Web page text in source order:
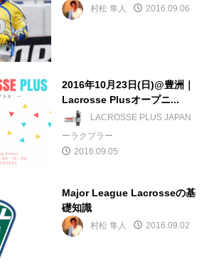
村松 隼人 2016.09.06
2016年10月23日(日)@豊洲｜
Lacrosse Plusオープニ...
LACROSSE PLUS JAPAN
ーラクプラー
2016.09.05
Major League Lacrosseの基
礎知識
村松 隼人 2016.09.02